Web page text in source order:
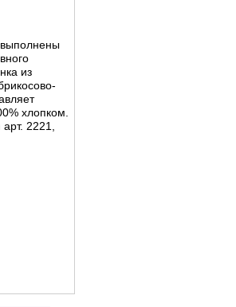
выполнены
из
хлопком.
2221,